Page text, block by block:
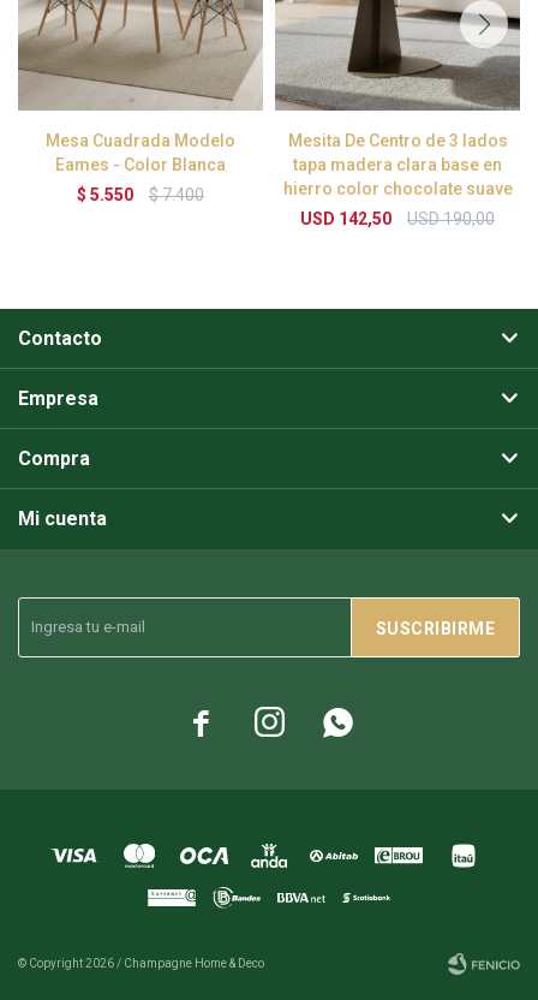
Mesa Cuadrada Modelo
Eames - Color Blanca
$ 5.550 $7.400
Mesita De Centro de 3 lados
tapa madera clara base en
hierro color chocolate suave
USD 142,50 USD190,00
SUSCRIBIRME
  
Contacto
Empresa
Compra
Mi cuenta
© Copyright 2026 / Champagne Home & Deco